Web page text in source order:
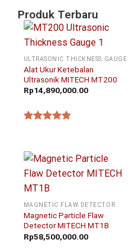
Produk Terbaru
ULTRASONIC THICKNESS GAUGE
Alat Ukur Ketebalan
Ultrasonik MITECH MT200
Rp14,890,000.00
MAGNETIC FLAW DETECTOR
Magnetic Particle Flaw
Detector MITECH MT1B
Rp58,500,000.00